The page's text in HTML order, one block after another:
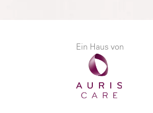
Ein Haus von